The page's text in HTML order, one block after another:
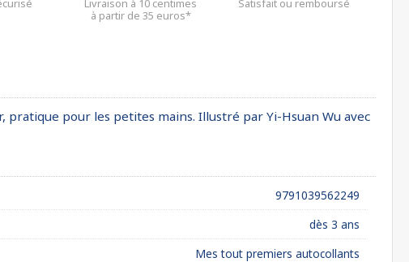
Livraison à 10 centimes
à partir de 35 euros*
Satisfait ou remboursé
pour les petites mains. Illustré par Yi-Hsuan Wu avec
9791039562249
dès 3 ans
Mes tout premiers autocollants